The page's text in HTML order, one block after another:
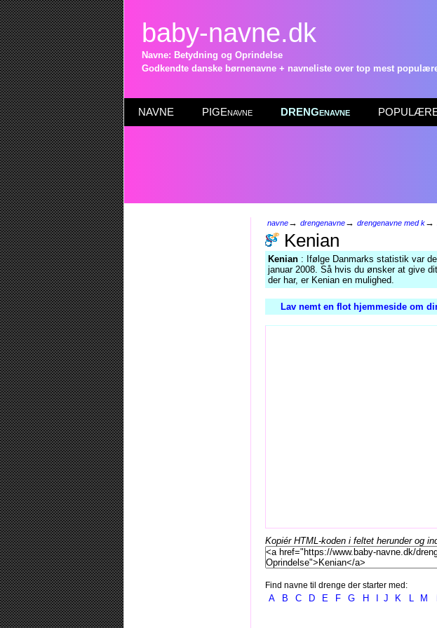
baby-navne.dk
Navne: Betydning og Oprindelse
Godkendte danske børnenavne + navneliste over top mest
NAVNE PIGEnavne DRENGenavne
navne→ drengenavne→ drengenavne med k→
Kenian
Kenian : Ifølge Danmarks statistik var
januar 2008. Så hvis du ønsker at give
der har, er Kenian en mulighed.
Lav nemt en flot hjemmeside om
Kopiér HTML-koden i feltet herunder og
Find navne til drenge der starter med:
A B C D E F G H J K L M